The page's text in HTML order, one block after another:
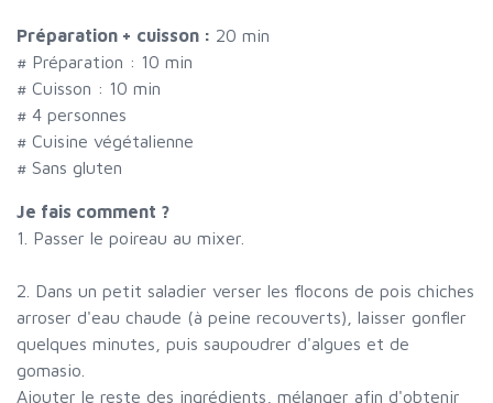
Préparation + cuisson : 20 min
# Préparation : 10 min
# Cuisson : 10 min
# 4 personnes
# Cuisine végétalienne
# Sans gluten
Je fais comment ?
1. Passer le poireau au mixer.
2. Dans un petit saladier verser les flocons de pois chiches
arroser d'eau chaude (à peine recouverts), laisser gonfler
quelques minutes, puis saupoudrer d'algues et de
gomasio.
Ajouter le reste des ingrédients, mélanger afin d'obtenir